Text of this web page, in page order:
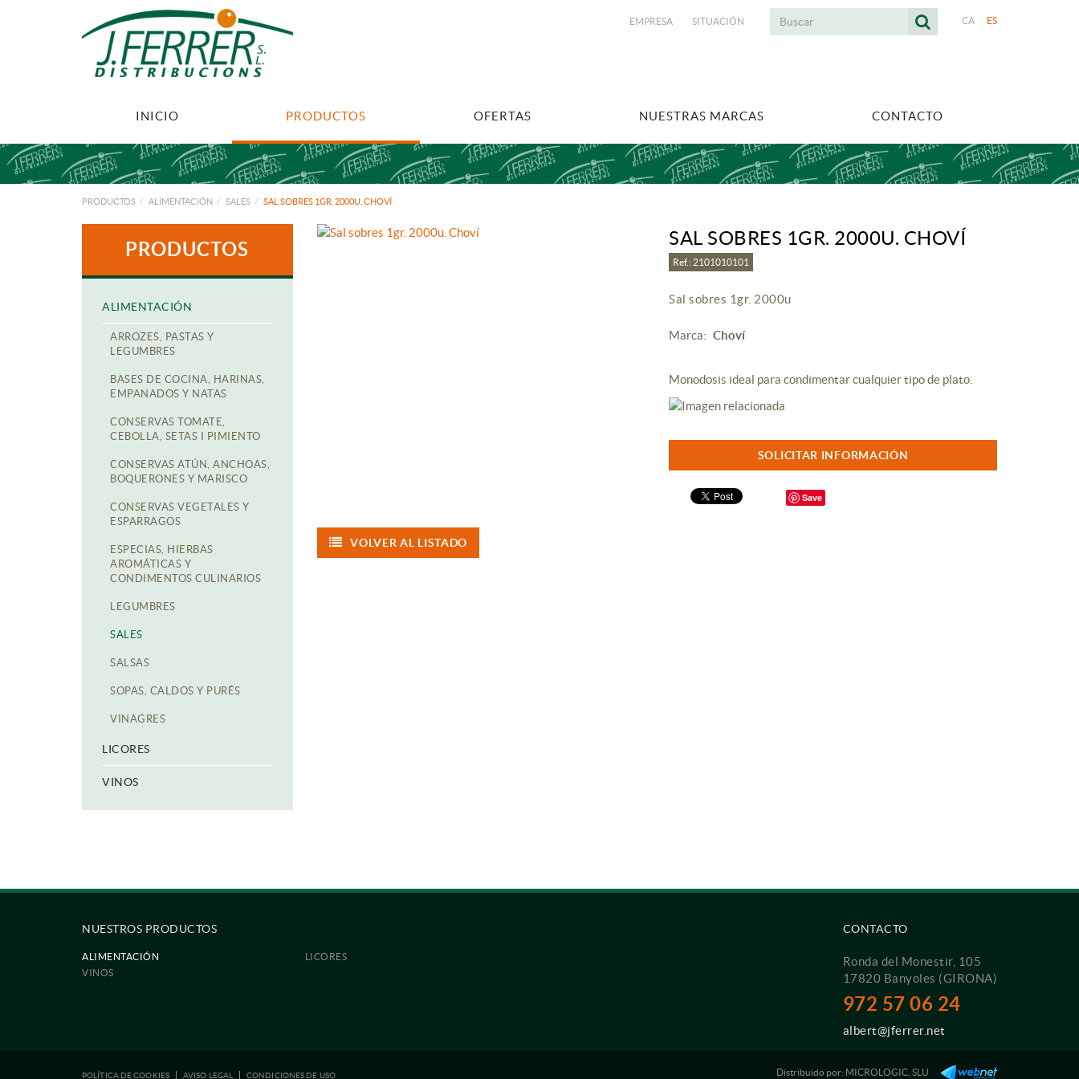
CA ES
EMPRESA SITUACIÓN
INICIO PRODUCTOS OFERTAS NUESTRAS MARCAS CONTACTO
PRODUCTOS ALIMENTACIÓN SALES SAL SOBRES 1GR. 2000U. CHOVÍ
PRODUCTOS
ALIMENTACIÓN
ARROZES, PASTAS Y
LEGUMBRES
BASES DE COCINA, HARINAS,
EMPANADOS Y NATAS
CONSERVAS TOMATE,
CEBOLLA, SETAS I PIMIENTO
CONSERVAS ATÚN, ANCHOAS,
BOQUERONES Y MARISCO
CONSERVAS VEGETALES Y
ESPARRAGOS
ESPECIAS, HIERBAS
AROMÁTICAS Y
CONDIMENTOS CULINARIOS
LEGUMBRES
SALES
SALSAS
SOPAS, CALDOS Y PURÉS
VINAGRES
LICORES
VINOS
SAL SOBRES 1GR. 2000U. CHOVÍ
Ref.: 2101010101
Sal sobres 1gr. 2000u
Marca: Choví
Monodosis ideal para condimentar cualquier tipo de plato.
SOLICITAR INFORMACIÓN
Save
VOLVER AL LISTADO
NUESTROS PRODUCTOS
ALIMENTACIÓN
LICORES
VINOS
CONTACTO
Ronda del Monestir, 105
17820 Banyoles (GIRONA)
972 57 06 24
albert@jferrer.net
POLÍTICA DE COOKIES AVISO LEGAL CONDICIONES DE USO Distribuido por: MICROLOGIC, SLU